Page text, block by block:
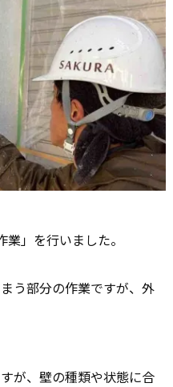
」を行いました。
う部分の作業ですが、外
が、壁の種類や状態に合